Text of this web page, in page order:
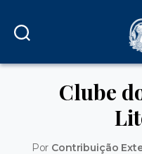
Clube
Por Contribuição